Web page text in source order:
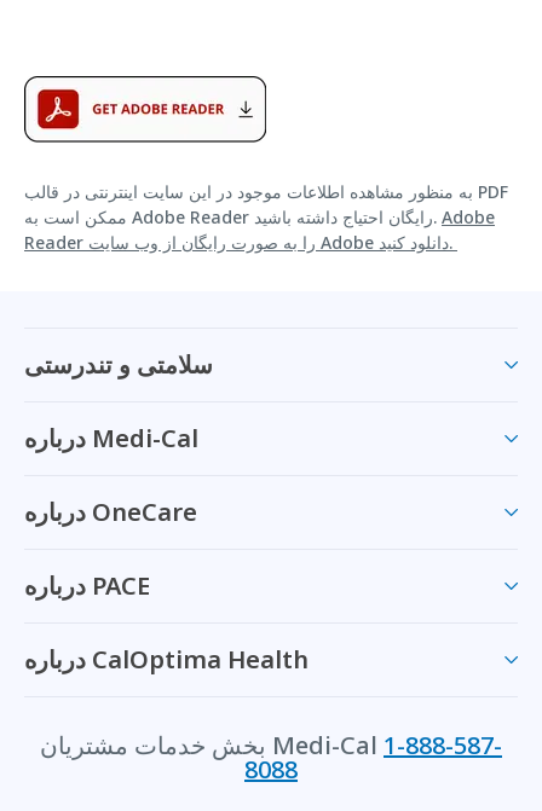
به منظور مشاهده اطلاعات موجود در این سایت اینترنتی در قالب PDF
ممکن است به Adobe Reader رایگان احتیاج داشته باشید. Adobe
Reader را به صورت رایگان از وب سایت Adobe دانلود کنید.
سلامتی و تندرستی
درباره Medi-Cal
درباره OneCare
درباره PACE
درباره CalOptima Health
بخش خدمات مشتریان Medi-Cal 1-888-587-
8088